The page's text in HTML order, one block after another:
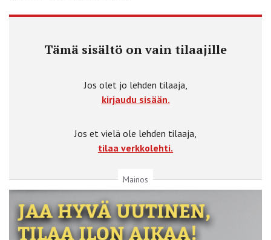
Tämä sisältö on vain tilaajille
Jos olet jo lehden tilaaja,
kirjaudu sisään.
Jos et vielä ole lehden tilaaja,
tilaa verkkolehti.
Mainos